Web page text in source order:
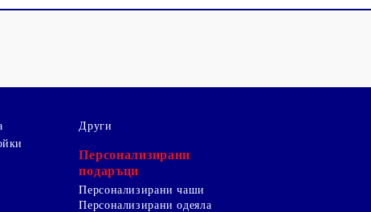
Други
Персонализирани
подаръци
Персонализирани чаши
Персонализирани одеяла